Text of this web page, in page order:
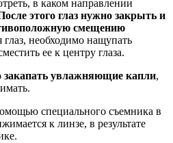
в каком направлении
этого глаз нужно закрыть и
смещению
необходимо нащупать
ее к центру глаза.
закапать увлажняющие капли,
специального съемника в
к линзе, в результате